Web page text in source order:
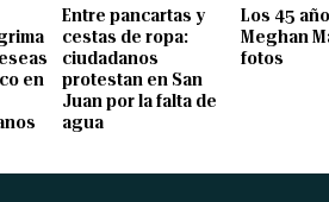
en
Entre pancartas y
cestas de ropa:
ciudadanos
protestan en San
Juan por la falta de
agua
Los 45
Meghan
fotos